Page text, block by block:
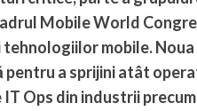
Mobile World
mobile.
a sprijini atât
IT Ops din industrii